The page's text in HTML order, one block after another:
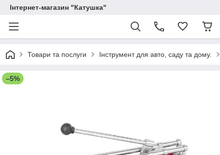
Інтернет-магазин "Катушка"
Товари та послуги Інструмент для авто, саду та дому.
–5%